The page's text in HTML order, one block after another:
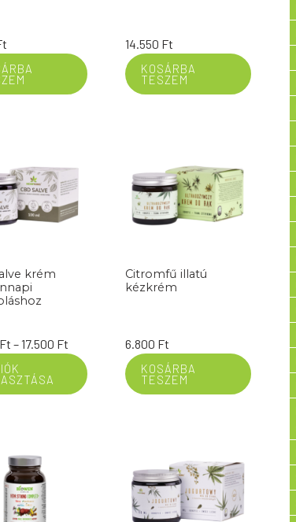
14.550 Ft
KOSÁRBA
TESZEM
krém
Ft –17.500 FtÁrtartomány:
10.500 Ft
17.500 Ft
Citromfű illatú
kézkrém
6.800 Ft
KOSÁRBA
TESZEM